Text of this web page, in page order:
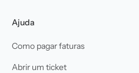
Ajuda
Como pagar faturas
Abrir um ticket